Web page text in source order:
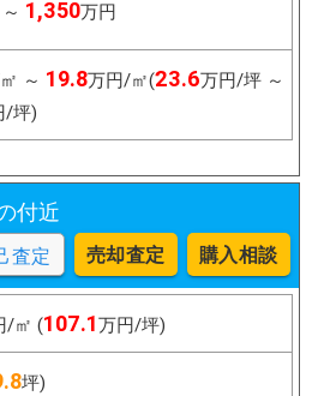
1,350万円
～ 19.8万円/㎡(23.6万円/坪 ～
/坪)
付近
査定 売却査定 購入相談
/㎡ (107.1万円/坪)
坪)